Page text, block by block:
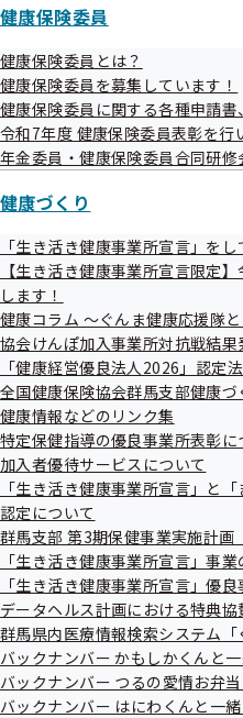
健康保険委員
健康保険委員とは？
健康保険委員を募集しています！
健康保険委員に関する各種申請
令和7年度 健康保険委員表彰を行
年金委員・健康保険委員合同研
健康づくり
「生き活き健康事業所宣言」を
【生き活き健康事業所宣言限定
します！
健康コラム ～ぐんま健康応援隊
協会けんぽ加入事業所対抗戦結果
「健康経営優良法人2026」認定
全国健康保険協会群馬支部健康
健康情報などのリンク集
特定保健指導の優良事業所表彰に
加入者優待サービスについて
「生き活き健康事業所宣言」と
認定について
群馬支部 第3期保健事業実施計画
「生き活き健康事業所宣言」事
「生き活き健康事業所宣言」優
データヘルス計画における特典
群馬県内医療情報検索システム
バックナンバー かもしかくんと
バックナンバー つるの愛情お弁
バックナンバー はにわくんと一
標記につきましては、以下
日時
令和6年10月22日（火）10：
場所
協会けんぽ群馬支部 8階会
町スクエアビル8階）
議題
令和7年度平均保険料率
令和7年度支部事業計画
策定に向けた意見聴取（
議題については変更とな
傍聴方法
傍聴を希望される方は、
名、氏名及び連絡先を
（火）17時までにFAXに
傍聴希望申込書